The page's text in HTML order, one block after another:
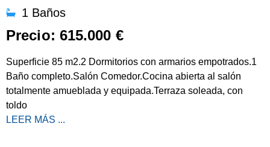
1 Baños
Precio: 615.000 €
Superficie 85 m2.2 Dormitorios con armarios empotrados.1
Baño completo.Salón Comedor.Cocina abierta al salón
totalmente amueblada y equipada.Terraza soleada, con
toldo
LEER MÁS ...